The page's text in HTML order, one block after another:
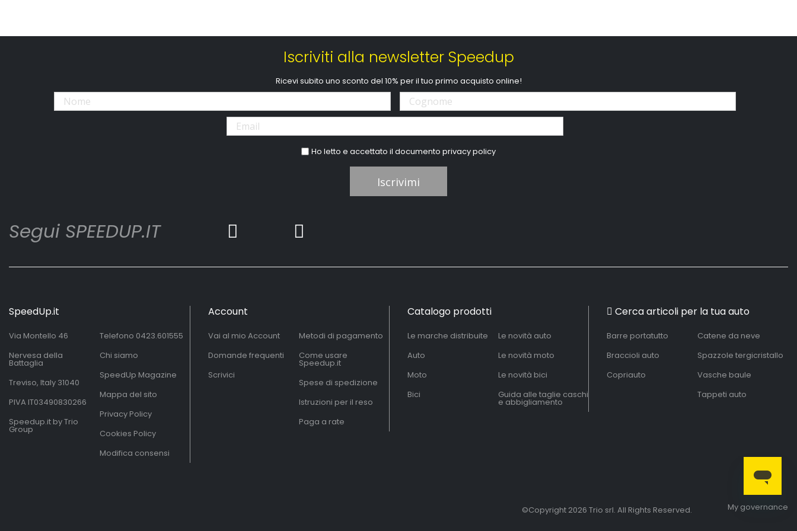
Iscriviti alla newsletter Speedup
Ricevi subito uno sconto del 10% per il tuo primo acquisto online!
Ho letto e accettato il documentoprivacy policy
Iscrivimi
Segui SPEEDUP.IT
SpeedUp.it
Via Montello 46
Nervesa della
Battaglia
Treviso, Italy 31040
PIVA IT03490830266
Speedup.it by Trio
Group
Telefono 0423.601555
Chi siamo
SpeedUp Magazine
Mappa del sito
Privacy Policy
Cookies Policy
Modifica consensi
Account
Vai al mio Account
Domande frequenti
Scrivici
Metodi di pagamento
Come usare
Speedup.it
Spese di spedizione
Istruzioni per il reso
Paga a rate
Catalogo prodotti
Le marche distribuite
Auto
Moto
Bici
Le novità auto
Le novità moto
Le novità bici
Guida alle taglie caschi
e abbigliamento
Cerca articoli per la tua auto
Barre portatutto
Braccioli auto
Copriauto
Catene da neve
Spazzole tergicristallo
Vasche baule
Tappeti auto
My governance
©Copyright 2026 Trio srl. All Rights Reserved.